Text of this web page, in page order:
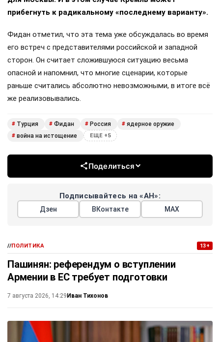
прибегнуть к радикальному «последнему варианту».
Фидан отметил, что эта тема уже обсуждалась во время
его встреч с представителями российской и западной
сторон. Он считает сложившуюся ситуацию весьма
опасной и напомнил, что многие сценарии, которые
раньше считались абсолютно невозможными, в итоге всё
же реализовывались.
# Турция # Фидан # Россия # ядерное оружие
# война на истощение ЕЩЕ +5
Поделиться
Подписывайтесь на «АН»:
Дзен ВКонтакте МАХ
//ПОЛИТИКА 13+
Пашинян: референдум о вступлении
Армении в ЕС требует подготовки
7 августа 2026, 14:29Иван Тихонов